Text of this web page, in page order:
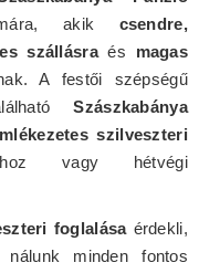
akik csendre,
szállásraés magas
A festői szépségű
Szászkabánya
szilveszteri
vagy hétvégi
foglalásaérdekli,
nálunk minden fontos